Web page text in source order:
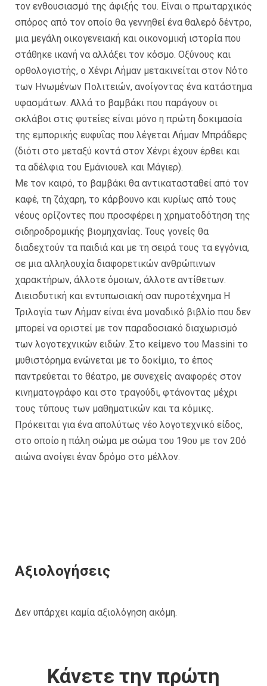
τον ενθουσιασμό της άφιξής του. Είναι ο πρωταρχικός
σπόρος από τον οποίο θα γεννηθεί ένα θαλερό δέντρο,
μια μεγάλη οικογενειακή και οικονομική ιστορία που
στάθηκε ικανή να αλλάξει τον κόσμο. Οξύνους και
ορθολογιστής, ο Χένρι Λήμαν μετακινείται στον Νότο
των Ηνωμένων Πολιτειών, ανοίγοντας ένα κατάστημα
υφασμάτων. Αλλά το βαμβάκι που παράγουν οι
σκλάβοι στις φυτείες είναι μόνο η πρώτη δοκιμασία
της εμπορικής ευφυΐας που λέγεται Λήμαν Μπράδερς
(διότι στο μεταξύ κοντά στον Χένρι έχουν έρθει και
τα αδέλφια του Εμάνιουελ και Μάγιερ).
Με τον καιρό, το βαμβάκι θα αντικατασταθεί από τον
καφέ, τη ζάχαρη, το κάρβουνο και κυρίως από τους
νέους ορίζοντες που προσφέρει η χρηματοδότηση της
σιδηροδρομικής βιομηχανίας. Τους γονείς θα
διαδεχτούν τα παιδιά και με τη σειρά τους τα εγγόνια,
σε μια αλληλουχία διαφορετικών ανθρώπινων
χαρακτήρων, άλλοτε όμοιων, άλλοτε αντίθετων.
Διεισδυτική και εντυπωσιακή σαν πυροτέχνημα Η
Τριλογία των Λήμαν είναι ένα μοναδικό βιβλίο που δεν
μπορεί να οριστεί με τον παραδοσιακό διαχωρισμό
των λογοτεχνικών ειδών. Στο κείμενο του Massini το
μυθιστόρημα ενώνεται με το δοκίμιο, το έπος
παντρεύεται το θέατρο, με συνεχείς αναφορές στον
κινηματογράφο και στο τραγούδι, φτάνοντας μέχρι
τους τύπους των μαθηματικών και τα κόμικς.
Πρόκειται για ένα απολύτως νέο λογοτεχνικό είδος,
στο οποίο η πάλη σώμα με σώμα του 19ου με τον 20ό
αιώνα ανοίγει έναν δρόμο στο μέλλον.
Αξιολογήσεις
Δεν υπάρχει καμία αξιολόγηση ακόμη.
Κάνετε την πρώτη